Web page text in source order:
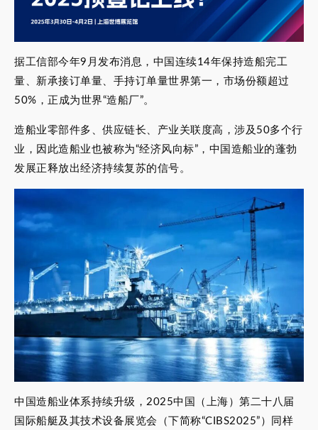
据工信部今年9月发布消息，中国连续14年保持造船完工
量、新承接订单量、手持订单量世界第一，市场份额超过
50%，正成为世界“造船厂”。
造船业零部件多、供应链长、产业关联度高，涉及50多个行
业，因此造船业也被称为“经济风向标”，中国造船业的蓬勃
发展正释放出经济持续复苏的信号。
中国造船业体系持续升级，2025中国（上海）第二十八届
国际船艇及其技术设备展览会（下简称“CIBS2025”）同样